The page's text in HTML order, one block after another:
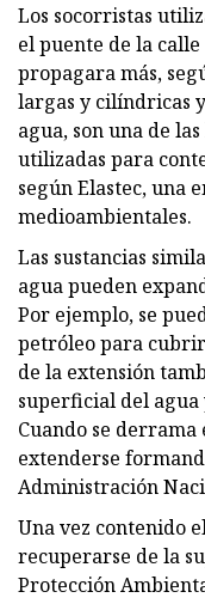
Los socorristas
el puente de la
propagara más,
largas y cilíndricas
agua, son una de
utilizadas para
según Elastec, una
medioambientales.
Las sustancias
agua pueden
Por ejemplo, se
petróleo para
de la extensión
superficial del agua
Cuando se derrama
extenderse
Administración
Una vez contenido
recuperarse de la
Protección